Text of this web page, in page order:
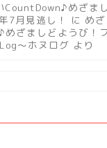
CountDown♪めざま
7月見逃し！
に め
めざましどようび！
～ホヌログ より